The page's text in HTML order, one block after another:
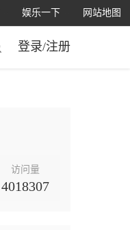
网站地图
娱乐一下
登录/注册
访问量
4018307